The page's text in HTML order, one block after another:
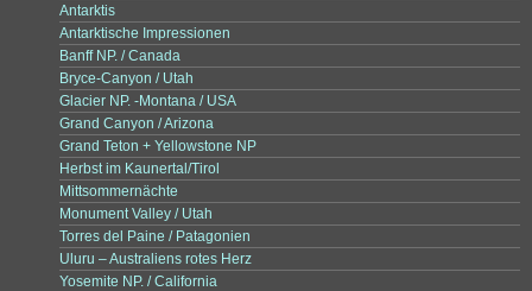
Antarktis
Antarktische Impressionen
Banff NP. / Canada
Bryce-Canyon / Utah
Glacier NP. -Montana / USA
Grand Canyon / Arizona
Grand Teton + Yellowstone NP
Herbst im Kaunertal/Tirol
Mittsommernächte
Monument Valley / Utah
Torres del Paine / Patagonien
Uluru – Australiens rotes Herz
Yosemite NP. / California